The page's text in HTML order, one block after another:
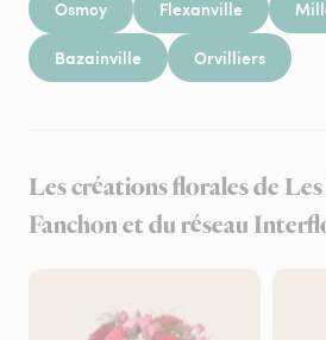
Osmoy Flexanville
Bazainville Orvilliers
Les créations florales de
Fanchon et du réseau